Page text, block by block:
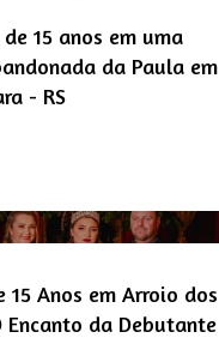
15 anos em uma
da Paula em
- RS
15 Anos em Arroio dos
Encanto da Debutante